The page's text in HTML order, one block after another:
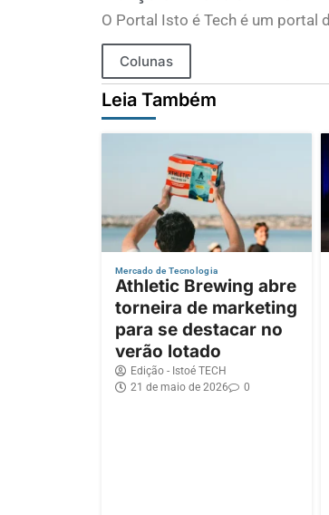
O Portal Isto é Tech é um portal
Colunas
Leia Também
Mercado de Tecnologia
Athletic Brewing abre
torneira de marketing
para se destacar no
verão lotado
Edição - Istoé TECH
21 de maio de 2026
0